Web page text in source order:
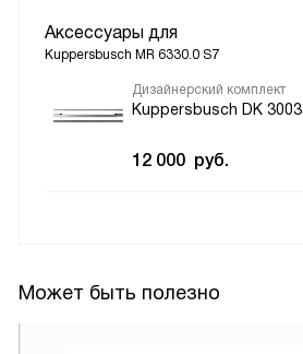
Аксессуары для
Kuppersbusch MR 6330.0 S7
Дизайнерский комплект
Kuppersbusch DK 3003
12 000 руб.
Может быть полезно